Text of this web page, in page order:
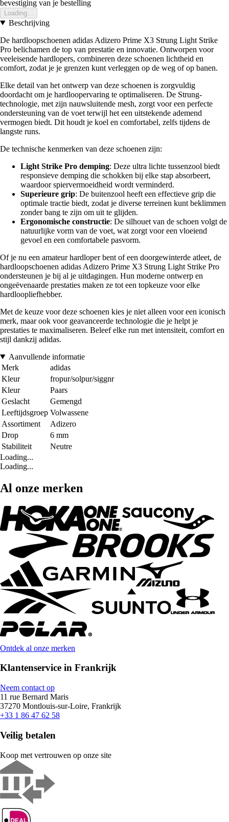
bevestiging van je bestelling
Loading...
Beschrijving
De hardloopschoenen adidas Adizero Prime X3 Strung Light Strike
Pro belichamen de top van prestatie en innovatie. Ontworpen voor
veeleisende hardlopers, combineren deze schoenen lichtheid en
comfort, zodat je je grenzen kunt verleggen op de weg of op banen.
Elke detail van het ontwerp van deze schoenen is zorgvuldig
doordacht om je hardloopervaring te optimaliseren. De Strung-
technologie, met zijn nauwsluitende mesh, zorgt voor een perfecte
ondersteuning van de voet terwijl het een uitstekende ademend
vermogen biedt. Dit houdt je koel en comfortabel, zelfs tijdens de
langste runs.
De technische kenmerken van deze schoenen zijn:
Light Strike Pro demping: Deze ultra lichte tussenzool biedt
responsieve demping die schokken bij elke stap absorbeert,
waardoor spiervermoeidheid wordt verminderd.
Superieure grip: De buitenzool heeft een effectieve grip die
optimale tractie biedt, zodat je diverse terreinen kunt beklimmen
zonder bang te zijn om uit te glijden.
Ergonomische constructie: De silhouet van de schoen volgt de
natuurlijke vorm van de voet, wat zorgt voor een vloeiend
gevoel en een comfortabele pasvorm.
Of je nu een amateur hardloper bent of een doorgewinterde atleet, de
hardloopschoenen adidas Adizero Prime X3 Strung Light Strike Pro
ondersteunen je bij al je uitdagingen. Hun moderne ontwerp en
ongeëvenaarde prestaties maken ze tot een topkeuze voor elke
hardloopliefhebber.
Met de keuze voor deze schoenen kies je niet alleen voor een iconisch
merk, maar ook voor geavanceerde technologie die je helpt je
prestaties te maximaliseren. Beleef elke run met intensiteit, comfort en
stijl dankzij adidas.
Aanvullende informatie
Merk
adidas
Kleur
fropur/solpur/siggnr
Kleur
Paars
Geslacht
Gemengd
Leeftijdsgroep Volwassene
Assortiment
Adizero
Drop
6 mm
Stabiliteit
Neutre
Loading...
Loading...
Al onze merken
Ontdek al onze merken
Klantenservice in Frankrijk
Neem contact op
11 rue Bernard Maris
37270 Montlouis-sur-Loire, Frankrijk
+33 1 86 47 62 58
Veilig betalen
Koop met vertrouwen op onze site